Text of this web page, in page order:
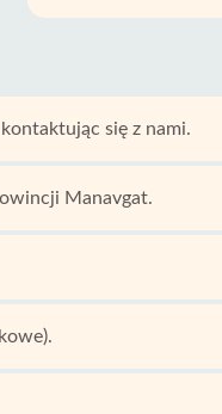
się z nami.
Manavgat.